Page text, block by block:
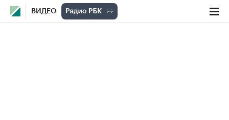
ВИДЕО